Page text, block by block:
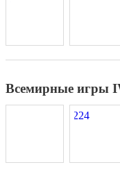
Всемирные игры